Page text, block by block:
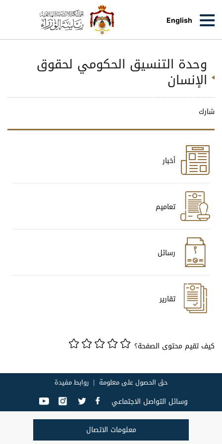
English
وحدة التنسيق الحكومي لحقوق
الإنسان
شارك
أخبار
تعاميم
رسائل
تقارير
كيف تقيم محتوى الصفحة؟
حق الحصول على معلومة روابط مفيدة
وسائل التواصل الاجتماعي
معلومات الاتصال